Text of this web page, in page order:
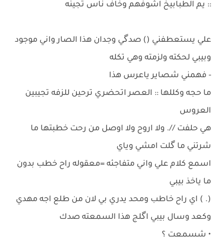
:: يم الطبابيخ اشوفهم وخاف ناس تجينه
علي يستعطفني () صدگي وجدان هذا الصار واني موجود
وبيبي لحكته ولزمته وهي تكله
- فهمني شصاير ياعرس هذا
ما حجه وكللها :: العصر اتحضري ترحين للزفه تجيبين
العروس
هي حلفت //. ولا اروح ولا اوصل من رحت خطبتها ما
شرتني ما گلت امشي وياي
اسمع كلام علي واني متفاجئه =معقوله راح خطب بدون
ما ياخذ بيبي
(. ) اي راح خاطب ومحد يدري بي لان من طلع اجه مهدي
وكعد وسال بيبي اگلج هذا السمعته صدك
• شسمعت ؟